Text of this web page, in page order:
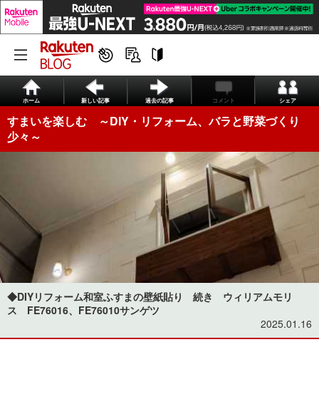
ホーム 新しい記事 過去の記事 コメント シェア
すまいを楽しむ ～DIY・リフォーム、バラと野菜づくり
少々～
◆DIYリフォーム和室ふすまの壁紙貼り 続き ウィリアムモリ
ス FE76016、FE76010サンゲツ
2025.01.16